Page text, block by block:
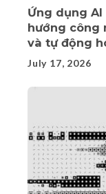
Ứng dụng
hướng công
và tự động
July 17, 2026